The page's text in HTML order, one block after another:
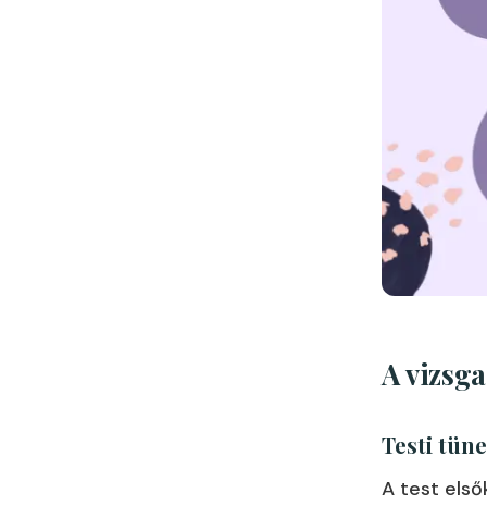
A
Testi
A test